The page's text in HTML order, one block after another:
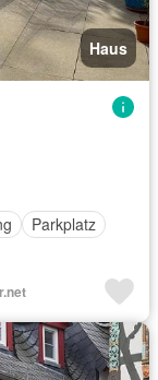
Haus
Parkplatz